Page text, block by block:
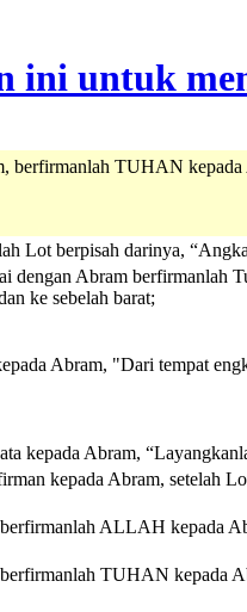
berfirmanlah TUHAN
Lot berpisah darinya,
dengan Abram berfirmanlah
ke sebelah barat;
Abram, "Dari tempat
kepada Abram,
kepada Abram, setelah
ALLAH kepada
TUHAN kepada